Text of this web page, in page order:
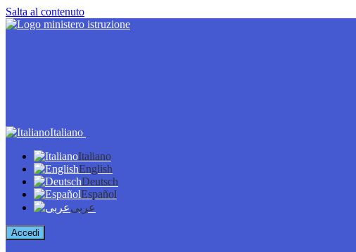
Salta al contenuto
Italiano
Italiano
English
Deutsch
Español
عربى
Accedi